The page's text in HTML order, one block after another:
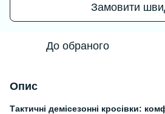
Замовити
До обраного
Опис
Тактичні демісезонні кросівки: